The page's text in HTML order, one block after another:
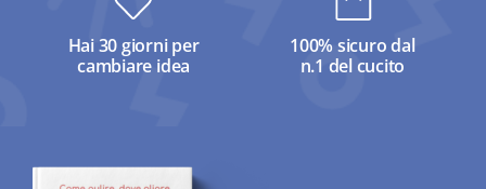
Hai 30 giorni per
cambiare idea
100% sicuro dal
n.1 del cucito